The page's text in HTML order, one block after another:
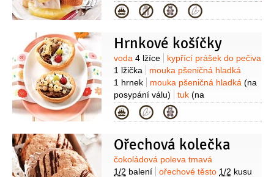
prášek2 balíčky (ananasový)
soda2 lžičky sůl tuk(na vymazání)
Kategorie
Hrnkové košíčky
Suroviny
voda 4 lžíce
kypřící prášek do pečiva
1 lžička
mouka pšeničná hladká
1 hrnek
mouka pšeničná hladká (na
posypání válu)
tuk (na
vymazání)
sůl
(rozpuštěné)
cukr4 lžíce Na náplň:
rybízu)
mléko1 hrnek
pudinkový
prášek1 balíček (bez vaření)
Kategorie
Ořechová kolečka
Suroviny
čokoládová poleva tmavá
1/2 balení ořechové těsto 1/2 kusu